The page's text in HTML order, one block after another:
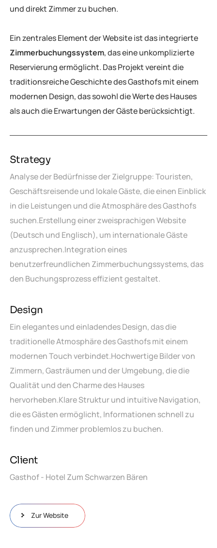
und direkt Zimmer zu buchen.
Ein zentrales Element der Website ist das integrierte
Zimmerbuchungssystem, das eine unkomplizierte
Reservierung ermöglicht. Das Projekt vereint die
traditionsreiche Geschichte des Gasthofs mit einem
modernen Design, das sowohl die Werte des Hauses
als auch die Erwartungen der Gäste berücksichtigt.
Strategy
Analyse der Bedürfnisse der Zielgruppe: Touristen,
Geschäftsreisende und lokale Gäste, die einen Einblick
in die Leistungen und die Atmosphäre des Gasthofs
suchen.Erstellung einer zweisprachigen Website
(Deutsch und Englisch), um internationale Gäste
anzusprechen.Integration eines
benutzerfreundlichen Zimmerbuchungssystems, das
den Buchungsprozess effizient gestaltet.
Design
Ein elegantes und einladendes Design, das die
traditionelle Atmosphäre des Gasthofs mit einem
modernen Touch verbindet.Hochwertige Bilder von
Zimmern, Gasträumen und der Umgebung, die die
Qualität und den Charme des Hauses
hervorheben.Klare Struktur und intuitive Navigation,
die es Gästen ermöglicht, Informationen schnell zu
finden und Zimmer problemlos zu buchen.
Client
Gasthof - Hotel Zum Schwarzen Bären
Zur Website